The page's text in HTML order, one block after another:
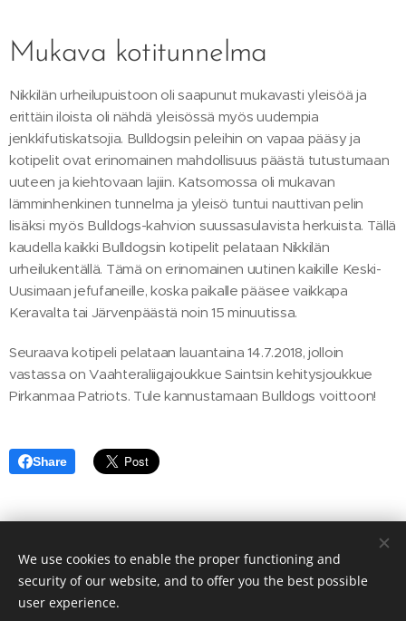
Mukava kotitunnelma
Nikkilän urheilupuistoon oli saapunut mukavasti yleisöä ja
erittäin iloista oli nähdä yleisössä myös uudempia
jenkkifutiskatsojia. Bulldogsin peleihin on vapaa pääsy ja
kotipelit ovat erinomainen mahdollisuus päästä tutustumaan
uuteen ja kiehtovaan lajiin. Katsomossa oli mukavan
lämminhenkinen tunnelma ja yleisö tuntui nauttivan pelin
lisäksi myös Bulldogs-kahvion suussasulavista herkuista. Tällä
kaudella kaikki Bulldogsin kotipelit pelataan Nikkilän
urheilukentällä. Tämä on erinomainen uutinen kaikille Keski-
Uusimaan jefufaneille, koska paikalle pääsee vaikkapa
Keravalta tai Järvenpäästä noin 15 minuutissa.
Seuraava kotipeli pelataan lauantaina 14.7.2018, jolloin
vastassa on Vaahteraliigajoukkue Saintsin kehitysjoukkue
Pirkanmaa Patriots. Tule kannustamaan Bulldogs voittoon!
Share
© 2021Sipoo Bulldogs ry.Kaikki oikeudet pidätetään.
We use cookies to enable the proper functioning and
security of our website, and to offer you the best possible
user experience.